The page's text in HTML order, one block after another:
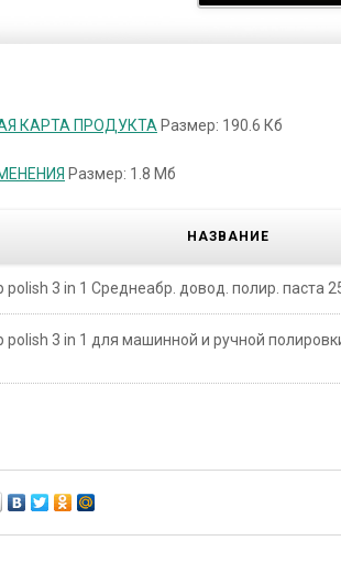
КАРТА ПРОДУКТА Размер: 190.6 Кб
Размер: 1.8 Мб
НАЗВАНИЕ
polish 3 in 1 Среднеабр. довод. полир. паста
polish 3 in 1 для машинной и ручной